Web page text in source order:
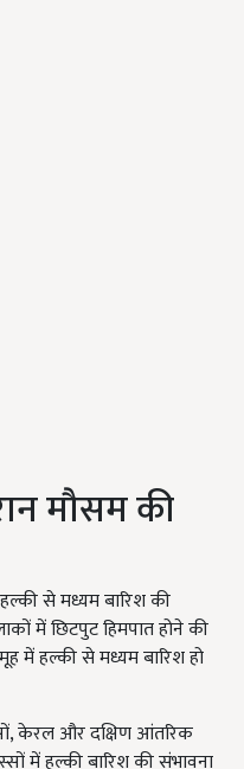
मौसम की
से मध्यम बारिश की
में छिटपुट हिमपात होने की
में हल्की से मध्यम बारिश हो
केरल और दक्षिण आंतरिक
में हल्की बारिश की संभावना